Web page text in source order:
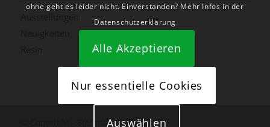
© Copyright - Stefanie Etter
ohne geht es leider nicht. Einverstanden? Mehr Infos in der
Datenschutzerklärung
Alle Akzeptieren
Nur essentielle Cookies
Auswählen